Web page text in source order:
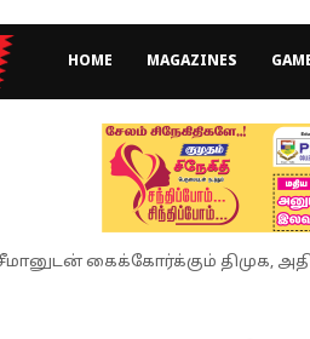
HOME MAGAZINES
கைக்கோர்க்கும் திமுக,